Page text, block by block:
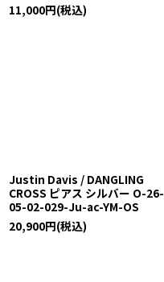
11,000円(税込)
Justin Davis / DANGLING
CROSS ピアス シルバー O-26-
05-02-029-Ju-ac-YM-OS
20,900円(税込)